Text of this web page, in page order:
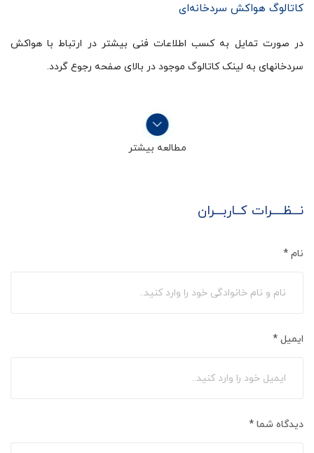
کاتالوگ هواکش سردخانه‌ای
در صورت تمایل به کسب اطلاعات فنی بیشتر در ارتباط با هواکش
سردخانهای به لینک کاتالوگ موجود در بالای صفحه رجوع گردد.
مطالعه بیشتر
نـــظــــرات کــاربـــران
نام *
ایمیل *
دیدگاه شما *